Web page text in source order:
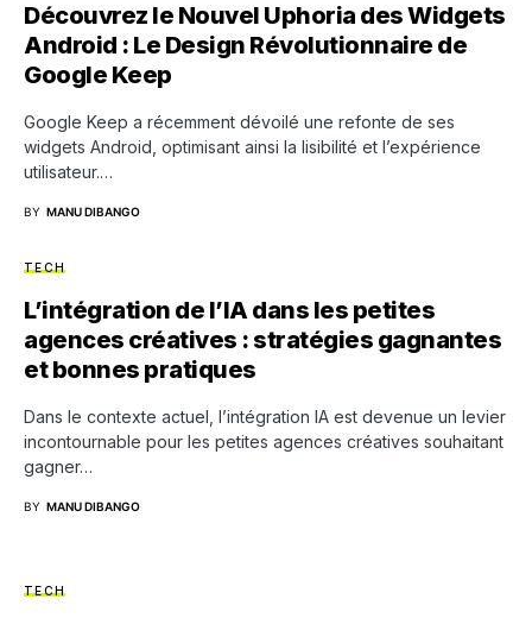
Découvrez le Nouvel Uphoria des Widgets
Android : Le Design Révolutionnaire de
Google Keep
Google Keep a récemment dévoilé une refonte de ses
widgets Android, optimisant ainsi la lisibilité et l’expérience
utilisateur.…
BY MANU DIBANGO
TECH
L’intégration de l’IA dans les petites
agences créatives : stratégies gagnantes
et bonnes pratiques
Dans le contexte actuel, l’intégration IA est devenue un levier
incontournable pour les petites agences créatives souhaitant
gagner…
BY MANU DIBANGO
TECH